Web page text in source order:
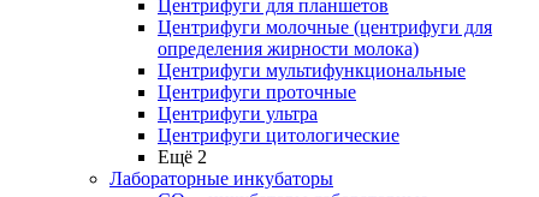
Центрифуги для планшетов
Центрифуги молочные (центрифуги для
определения жирности молока)
Центрифуги мультифункциональные
Центрифуги проточные
Центрифуги ультра
Центрифуги цитологические
Ещё 2
Лабораторные инкубаторы